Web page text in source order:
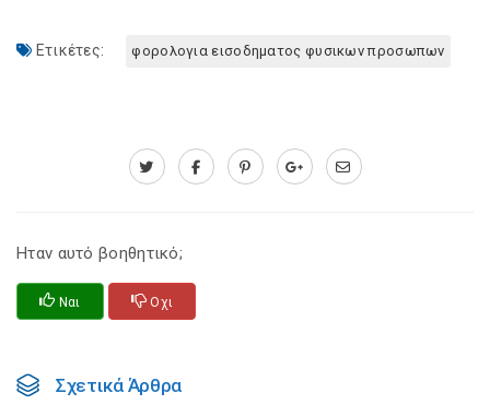
Ετικέτες: φορολογια εισοδηματος φυσικων προσωπων
Ηταν αυτό βοηθητικό;
Ναι Οχι
Σχετικά Άρθρα